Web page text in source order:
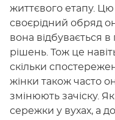
життєвого етапу.
своєрідний обряд
вона відбувається
рішень. Тож це
скільки
жінки також часто
змінюють зачіску.
сережки у вухах, а